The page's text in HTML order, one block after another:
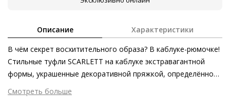
Описание Характеристики
В чём секрет восхитительного образа? В каблуке-рюмочке!
Стильные туфли SCARLETT на каблуке экстравагантной
формы, украшенные декоративной пряжкой, определённо
обращают на себя внимание. Такие лодочки из
экологически чистой сертифицированной кожи станут
Смотреть больше